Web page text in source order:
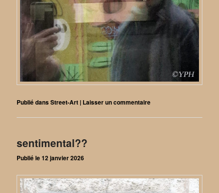
Publié dansStreet-Art | Laisser un commentaire
sentimental??
Publié le12 janvier 2026